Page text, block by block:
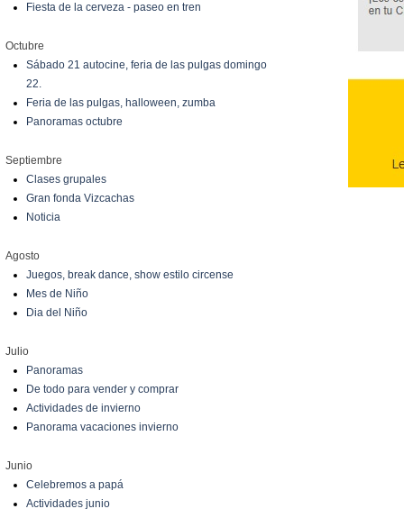
Fiesta de la cerveza - paseo en tren
Octubre
Sábado 21 autocine, feria de las pulgas domingo
22.
Feria de las pulgas, halloween, zumba
Panoramas octubre
Septiembre
Clases grupales
Gran fonda Vizcachas
Noticia
Agosto
Juegos, break dance, show estilo circense
Mes de Niño
Dia del Niño
Julio
Panoramas
De todo para vender y comprar
Actividades de invierno
Panorama vacaciones invierno
Junio
Celebremos a papá
Actividades junio